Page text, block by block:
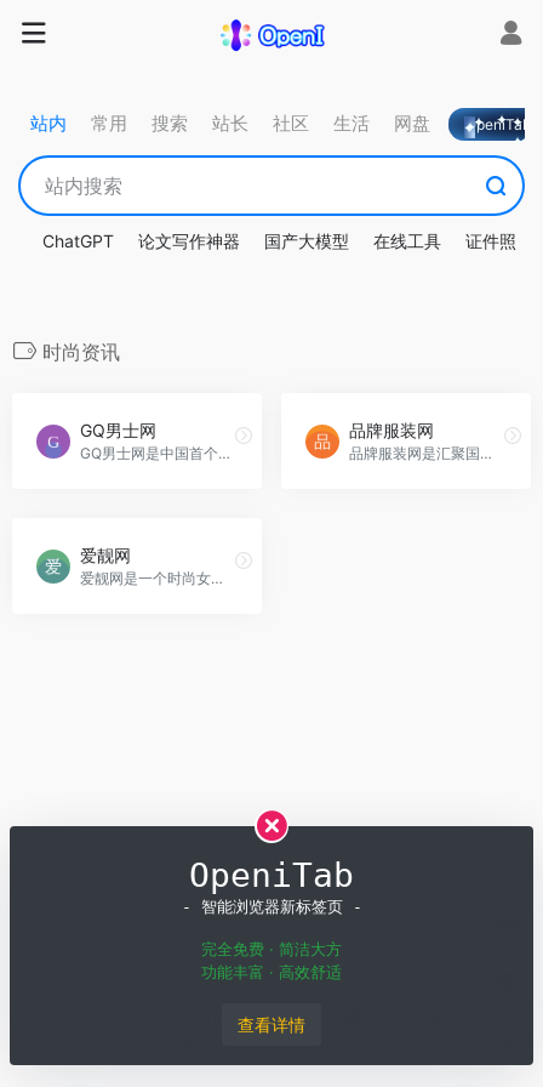
站内 常用 搜索 站长 社区 生活 网盘 OpeniTab
ChatGPT 论文写作神器 国产大模型 在线工具 证件照
时尚资讯
GQ男士网
GQ男士网是中国首个专注男士时尚资讯和潮流消费的网站，及时解读国际男装发布会和时尚趋势。
品牌服装网
品牌服装网是汇聚国内外知名服装品牌及时尚资讯的行业巨头网站，提供服装加盟代理等最新信息。
爱靓网
爱靓网是一个时尚女性网站，提供时尚资讯、实用的美容护肤、发型、潮流服装及瘦身美体等知识。
粤ICP备19001258号
OpeniTab
- 智能浏览器新标签页 -
完全免费 · 简洁大方
功能丰富 · 高效舒适
查看详情